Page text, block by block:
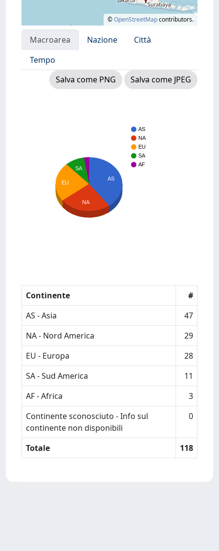
©OpenStreetMapcontributors.
Macroarea Nazione
Città
Tempo
Salva come PNG
Salva come JPEG
AS
NA
EU
SA
AF
AS
SA
EU
NA
Continente
#
AS - Asia
47
NA - Nord America
29
EU - Europa
28
SA - Sud America
11
AF - Africa
3
Continente sconosciuto - Info sul
continente non disponibili
0
Totale 118